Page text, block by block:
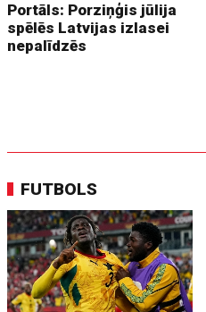
Portāls: Porziņģis jūlija
spēlēs Latvijas izlasei
nepalīdzēs
FUTBOLS